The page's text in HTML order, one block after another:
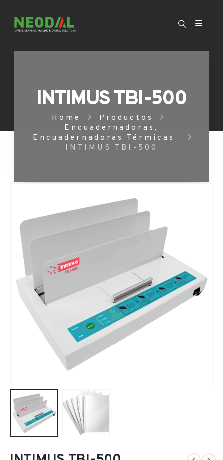
INTIMUS TBI-500
Home
Productos
Encuadernadoras ,
Encuadernadoras Térmicas
INTIMUS TBI-500